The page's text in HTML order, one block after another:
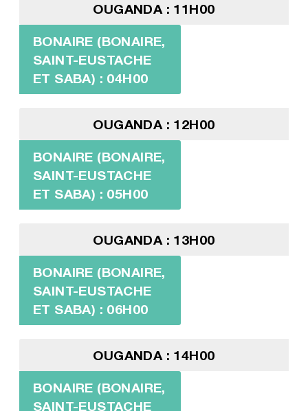
OUGANDA : 11H00
BONAIRE (BONAIRE,
SAINT-EUSTACHE
ET SABA) : 04H00
OUGANDA : 12H00
BONAIRE (BONAIRE,
SAINT-EUSTACHE
ET SABA) : 05H00
OUGANDA : 13H00
BONAIRE (BONAIRE,
SAINT-EUSTACHE
ET SABA) : 06H00
OUGANDA : 14H00
BONAIRE (BONAIRE,
SAINT-EUSTACHE